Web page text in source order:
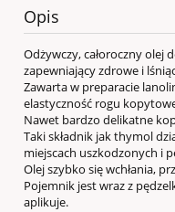
Opis
Odżywczy, całoroczny olej
zapewniający zdrowe i
Zawarta w preparacie
elastyczność rogu
Nawet bardzo delikatne
Taki składnik jak thymol
miejscach uszkodzonych i
Olej szybko się wchłania,
Pojemnik jest wraz z
aplikuje.